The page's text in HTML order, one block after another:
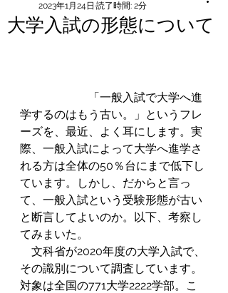
大学入試の形態について
2023年1月24日 読了時間: 2分
「一般入試で大学へ進
学するのはもう古い。」というフレ
ーズを、最近、よく耳にします。実
際、一般入試によって大学へ進学さ
れる方は全体の50％台にまで低下し
ています。しかし、だからと言っ
て、一般入試という受験形態が古い
と断言してよいのか。以下、考察し
てみまいた。
文科省が2020年度の大学入試で、
その識別について調査しています。
対象は全国の771大学2222学部。こ